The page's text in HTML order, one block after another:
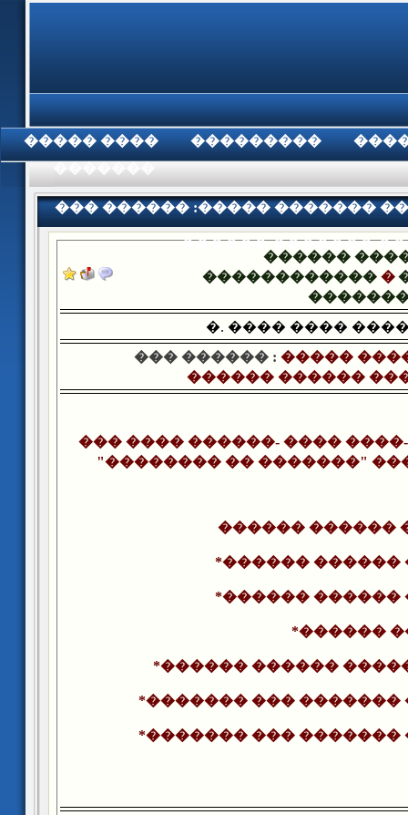
���� ����� ���������
��� ������ :����� �������
������ �������
������
�������������
�. ���� ����
��� ������ : �����
������ ������
��� ���� ������- ����
"�������� �� �������"
������ ������
*������ ������
*������ ������
*������
*������ ������
*������� ��� �������
*������� ��� �������